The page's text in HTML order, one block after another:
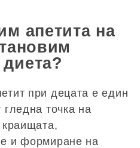
апетита на
при децата е един
точка на
и формиране на